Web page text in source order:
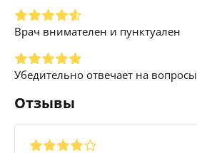
Врач внимателен и пунктуален
Убедительно отвечает на вопросы
Отзывы